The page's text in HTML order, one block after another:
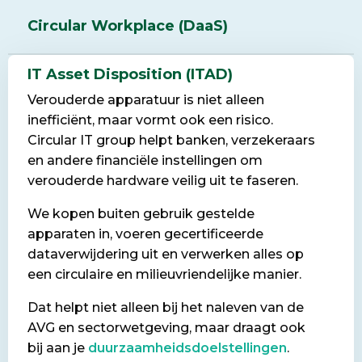
Circular Workplace (DaaS)
IT Asset Disposition (ITAD)
Verouderde apparatuur is niet alleen
inefficiënt, maar vormt ook een risico.
Circular IT group helpt banken, verzekeraars
en andere financiële instellingen om
verouderde hardware veilig uit te faseren.
We kopen buiten gebruik gestelde
apparaten in, voeren gecertificeerde
dataverwijdering uit en verwerken alles op
een circulaire en milieuvriendelijke manier.
Dat helpt niet alleen bij het naleven van de
AVG en sectorwetgeving, maar draagt ook
bij aan je duurzaamheidsdoelstellingen.